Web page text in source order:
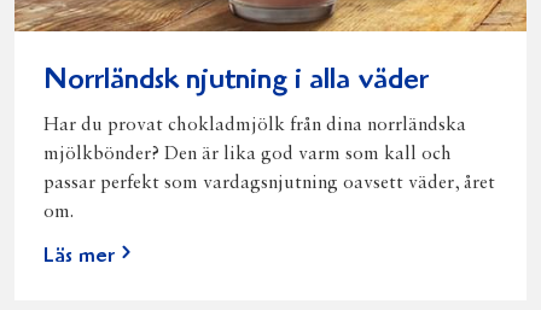
Norrländsk njutning i alla väder
Har du provat chokladmjölk från dina norrländska
mjölkbönder? Den är lika god varm som kall och
passar perfekt som vardagsnjutning oavsett väder, året
om.
Läs mer